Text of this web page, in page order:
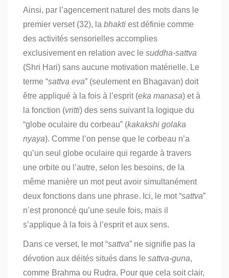
Ainsi, par l’agencement naturel des mots dans le
premier verset (32), la bhakti est définie comme
des activités sensorielles accomplies
exclusivement en relation avec le suddha-sattva
(Shri Hari) sans aucune motivation matérielle. Le
terme “sattva eva” (seulement en Bhagavan) doit
être appliqué à la fois à l’esprit (eka manasa) et à
la fonction (vritti) des sens suivant la logique du
“globe oculaire du corbeau” (kakakshi golaka
nyaya). Comme l’on pense que le corbeau n’a
qu’un seul globe oculaire qui regarde à travers
une orbite ou l’autre, selon les besoins, de la
même manière un mot peut avoir simultanément
deux fonctions dans une phrase. Ici, le mot “sattva”
n’est prononcé qu’une seule fois, mais il
s’applique à la fois à l’esprit et aux sens.
Dans ce verset, le mot “sattva” ne signifie pas la
dévotion aux déités situés dans le sattva-guna,
comme Brahma ou Rudra. Pour que cela soit clair,